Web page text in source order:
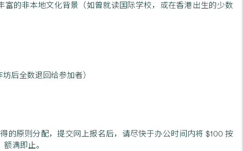
的非本地文化背景（如曾就读国际学校，或在香港出生的少数
后全数退回给参加者）
的原则分配，提交网上报名后，请尽快于办公时间内将 $100 按
满即止。